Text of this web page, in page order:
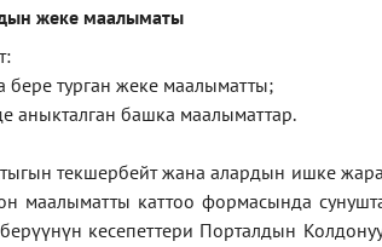
жеке маалыматы
бере турган жеке маалыматты;
аныкталган башка маалыматтар.
текшербейт жана алардын ишке
маалыматты каттоо формасында
кесепеттери Порталдын